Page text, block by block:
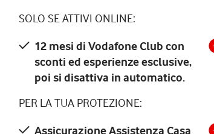
SOLO SE ATTIVI ONLINE:
12 mesi di Vodafone Club con
sconti ed esperienze esclusive,
poi si disattiva in automatico.
PER LA TUA PROTEZIONE:
Assicurazione Assistenza Casa